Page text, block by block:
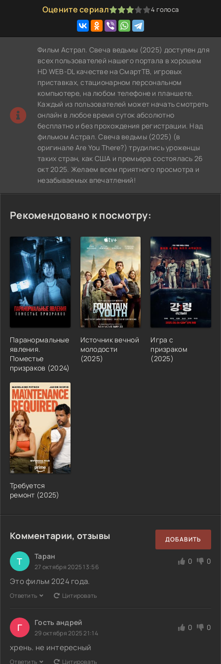
Оцените сериал
1 2 3 4 5 4 голоса
Фильм Астрал. Свеча ведьмы (2025) доступен для
всех пользователей нашего портала в хорошем
HD WEB-DL качестве на СмартТВ, игровых
приставках, стационарном персональном
компьютере, на любом телефоне и планшете.
Каждый из пользователей может начать смотреть
онлайн в любое время суток абсолютно
бесплатно и без прохождения регистрации. Над
фильмом Астрал. Свеча ведьмы (2025) (в
оригинале Are You There?) трудились уроженцы
таких стран, как США и премьера состоялась 26
окт 2025. Желаем всем приятного просмотра и
незабываемых впечатлений!
Рекомендовано к посмотру:
Паранормальные
явления.
Поместье
призраков (2024)
Источник вечной
молодости
(2025)
Игра с
призраком
(2025)
Требуется
ремонт (2025)
Комментарии, отзывы ДОБАВИТЬ
Т Таран
27 октября 2025 13:56
0 0
Это фильм 2024 года.
Ответить Цитировать
Г Гость андрей
29 октября 2025 21:14
0 0
хрень. не интересный
Ответить Цитировать